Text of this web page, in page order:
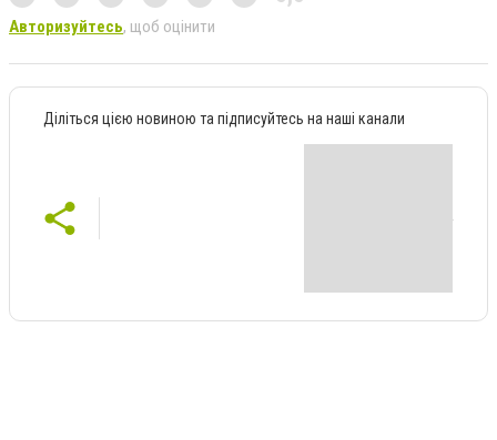
Авторизуйтесь, щоб оцінити
Діліться цією новиною та підписуйтесь на наші канали